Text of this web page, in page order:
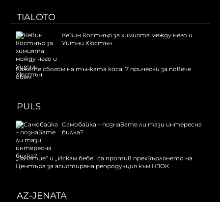
TIALOTO
Кевин Костнър за химията между него и
Уитни Хюстън
Кажете сбогом на тънката коса: 7 прически за повече
обем
PULS
Самобайка – познавате ли тази интересна
билка?
„Зачатие“ и „Искам бебе“ са против прехвърлянето на
Центъра за асистирана репродукция към НЗОК
AZ-JENATA